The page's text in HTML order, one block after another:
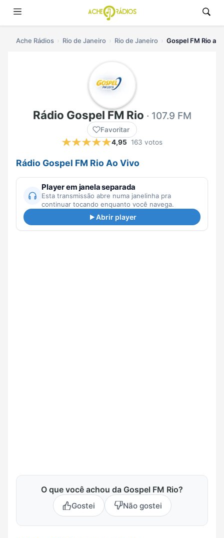
Ache Rádios Rio de Janeiro Rio de Janeiro Gospel FM Rio ao
Rádio Gospel FM Rio · 107.9 FM
Favoritar
4,95
163 votos
Rádio Gospel FM Rio Ao Vivo
Player em janela separada
Esta transmissão abre numa janelinha pra
continuar tocando enquanto você navega.
Abrir player
O que você achou da Gospel FM Rio?
Gostei Não gostei